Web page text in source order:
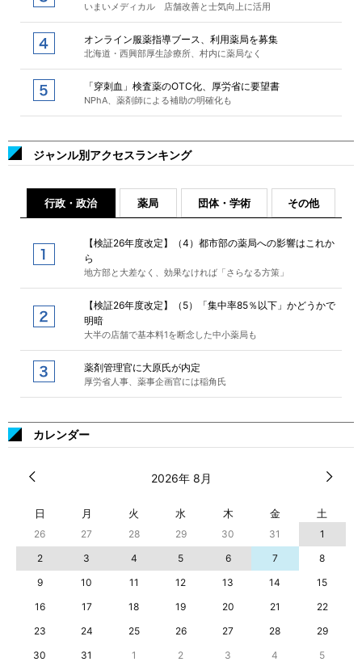
いまいメディカル 店舗改善と士気向上に活用
オンライン服薬指導ブース、利用薬局を募集
北海道・西興部厚生診療所、村内に薬局なく
「穿刺血」検査薬のOTC化、厚労省に要望書
NPhA、薬剤師による補助の明確化も
ジャンル別アクセスランキング
行政・政治 薬局 団体・学術 その他
【検証26年度改定】（4）都市部の薬局への影響はこれか
ら
地方部と大差なく、効果なければ「さらなる方策」
【検証26年度改定】（5）「集中率85％以下」かどうかで
明暗
大半の店舗で基本料1を断念した中小薬局も
薬剤管理官に大原氏が内定
厚労省人事、薬事企画官には稲角氏
カレンダー
2026年 8月
日 月 火 水 木 金 土
26 27 28 29 30 31
1
2
3 4 5 6 7
8
9
10 11 12 13 14
15
16
17 18 19 20 21
22
23
24 25 26 27 28
29
30
31 1 2 3 4 5